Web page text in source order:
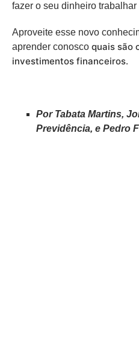
fazer o seu dinheiro trabalhar
Aproveite esse novo
aprender conosco quais são
investimentos financeiros.
Por Tabata Martins,
Previdência, e Pedro